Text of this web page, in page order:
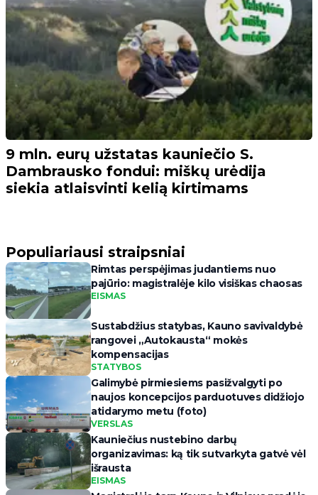
9 mln. eurų užstatas kauniečio S.
Dambrausko fondui: miškų urėdija
siekia atlaisvinti kelią kirtimams
Populiariausi straipsniai
Rimtas perspėjimas judantiems nuo
pajūrio: magistralėje kilo visiškas chaosas
EISMAS
Sustabdžius statybas, Kauno savivaldybė
rangovei „Autokausta“ mokės
kompensacijas
STATYBOS
Galimybė pirmiesiems pasižvalgyti po
naujos koncepcijos parduotuves didžiojo
atidarymo metu (foto)
VERSLAS
Kauniečius nustebino darbų
organizavimas: ką tik sutvarkyta gatvė vėl
išrausta
EISMAS